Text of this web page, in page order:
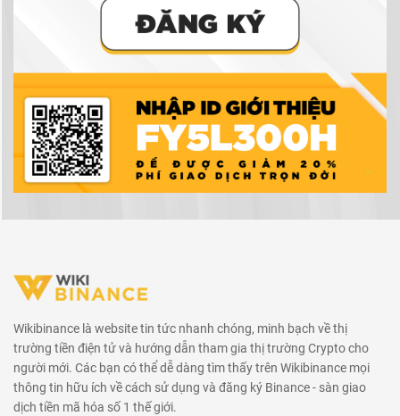
Wikibinance là website tin tức nhanh chóng, minh bạch về thị
trường tiền điện tử và hướng dẫn tham gia thị trường Crypto cho
người mới. Các bạn có thể dễ dàng tìm thấy trên Wikibinance mọi
thông tin hữu ích về cách sử dụng và đăng ký Binance - sàn giao
dịch tiền mã hóa số 1 thế giới.